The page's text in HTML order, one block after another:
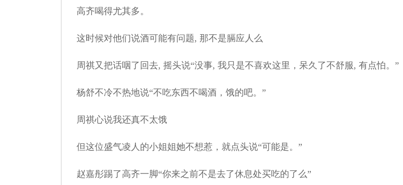
高齐喝得尤其多。
这时候对他们说酒可能有问题, 那不是膈应人么
周祺又把话咽了回去, 摇头说“没事, 我只是不喜欢这里，呆久了不舒服, 有点怕。”
杨舒不冷不热地说“不吃东西不喝酒，饿的吧。”
周祺心说我还真不太饿
但这位盛气凌人的小姐姐她不想惹，就点头说“可能是。”
赵嘉彤踢了高齐一脚“你来之前不是去了休息处买吃的了么”